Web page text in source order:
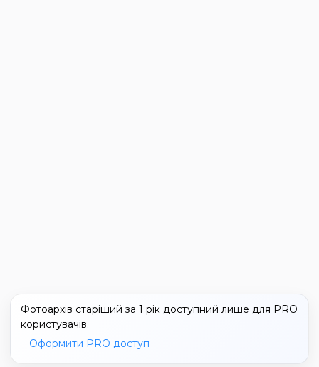
Фотоархів старіший за 1 рік доступний лише для PRO
користувачів.
Оформити PRO доступ